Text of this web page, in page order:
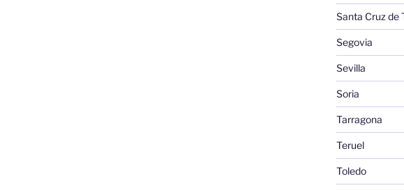
Santa Cruz de
Segovia
Sevilla
Soria
Tarragona
Teruel
Toledo